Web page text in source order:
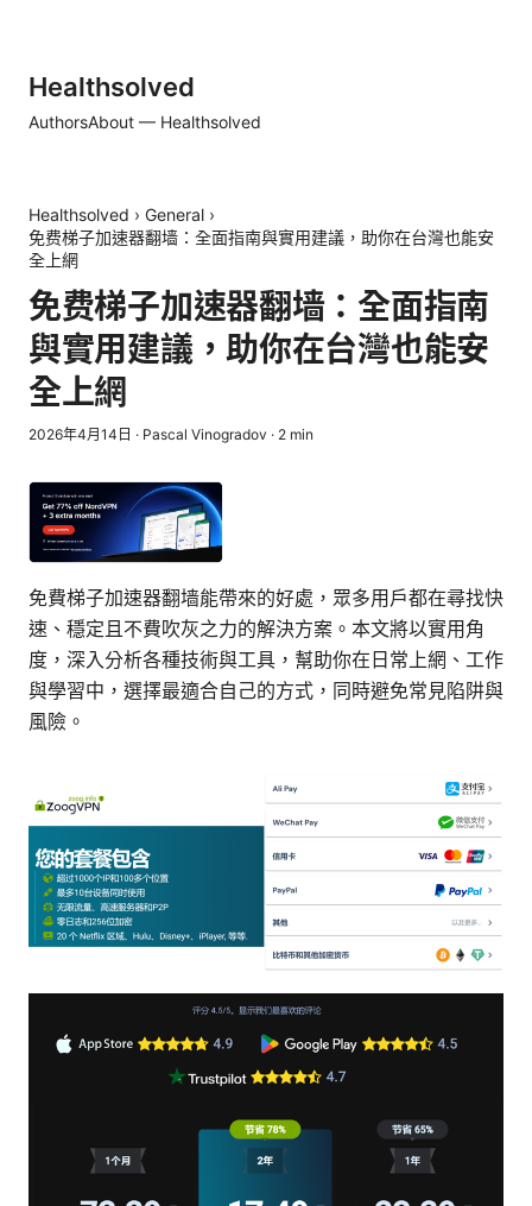
Healthsolved
AuthorsAbout — Healthsolved
Healthsolved › General ›
免费梯子加速器翻墙：全面指南與實用建議，助你在台灣也能安
全上網
免费梯子加速器翻墙：全面指南
與實用建議，助你在台灣也能安
全上網
2026年4月14日 · Pascal Vinogradov · 2 min
免費梯子加速器翻墙能帶來的好處，眾多用戶都在尋找快
速、穩定且不費吹灰之力的解決方案。本文將以實用角
度，深入分析各種技術與工具，幫助你在日常上網、工作
與學習中，選擇最適合自己的方式，同時避免常見陷阱與
風險。